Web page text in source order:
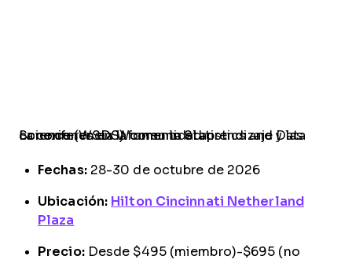
La conferencia Women in Statistics and Data Science (WSDS) fomenta el aprendizaje y las conexiones en la comunidad.
Fechas:28-30 de octubre de 2026
Ubicación: Hilton Cincinnati Netherland
Plaza
Precio:Desde $495 (miembro)-$695 (no